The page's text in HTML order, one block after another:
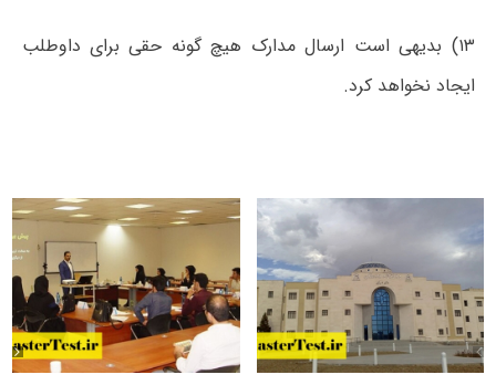
۱۳) بدیهی است ارسال مدارک هیچ گونه حقی برای داوطلب
ایجاد نخواهد کرد.